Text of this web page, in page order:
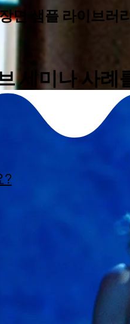
면 샘플 라이브러
세미나 사
?